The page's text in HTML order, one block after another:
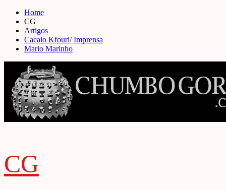
Skip
content
Home
CG
Artigos
Cacalo Kfouri/ Imprensa
Mario Marinho
CG